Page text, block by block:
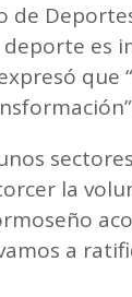
de
deporte es
la
a